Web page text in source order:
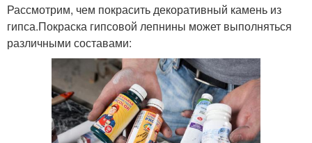
Поделки из гипса Костя на гипсе
Фигуры из гипса Гипс от влаги
Рассмотрим, чем покрасить декоративный камень из
гипса.Покраска гипсовой лепнины может выполняться
различными составами: